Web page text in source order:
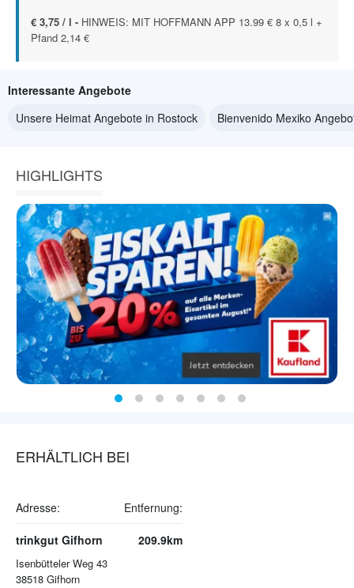
€ 3,75 / l - HINWEIS: MIT HOFFMANN APP 13.99 € 8 x 0,5 l +
Pfand 2,14 €
Interessante Angebote
Unsere Heimat Angebote in Rostock
Bienvenido Mexiko
HIGHLIGHTS
ERHÄLTLICH BEI
Adresse: Entfernung:
trinkgut Gifhorn
Isenbütteler Weg 43
38518 Gifhorn
209.9km